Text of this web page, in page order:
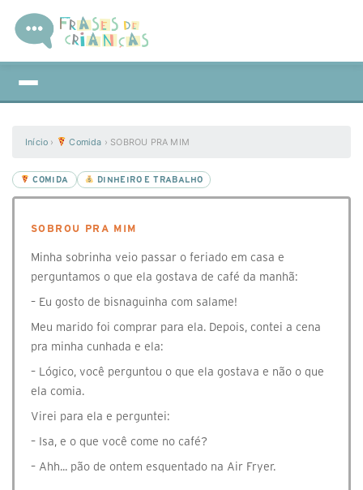
Início › Comida › SOBROU PRA MIM
COMIDA DINHEIRO E TRABALHO
SOBROU PRA MIM
Minha sobrinha veio passar o feriado em casa e
perguntamos o que ela gostava de café da manhã:
– Eu gosto de bisnaguinha com salame!
Meu marido foi comprar para ela. Depois, contei a cena
pra minha cunhada e ela:
– Lógico, você perguntou o que ela gostava e não o que
ela comia.
Virei para ela e perguntei:
– Isa, e o que você come no café?
– Ahh... pão de ontem esquentado na Air Fryer.